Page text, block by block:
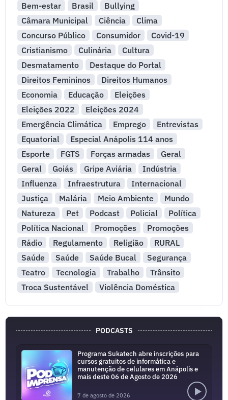
Bem-estar
Brasil
Bullying
Câmara Municipal
Ciência
Clima
Concurso Público
Consumidor
Covid-19
Cristianismo
Culinária
Cultura
Desmatamento
Destaque do Portal
Direitos Femininos
Direitos Humanos
Economia
Educação
Eleições
Eleições 2022
Eleições 2024
Emergência Climática
Emprego
Entrevistas
Equatorial
Especial Anápolis 114 anos
Esporte
FGTS Forças armadas
Geral
Geral
Goiás Gripe Aviária
Indústria
Influenza
Infraestrutura
Internacional
Justiça
Malária Meio Ambiente
Mundo
Natureza
Pet Podcast Policial
Política
Política Nacional
Promoções
Promoções
Rádio
Regulamento Religião
RURAL
Saúde
Saúde Saúde Bucal
Segurança
Teatro
Tecnologia Trabalho
Trânsito
Troca Sustentável
Violência Doméstica
PODCASTS
Programa Sukatech abre inscrições para
cursos gratuitos de informática e
manutenção de celulares em Anápolis e
mais deste 06 de Agosto de 2026
7 de agosto de 2026